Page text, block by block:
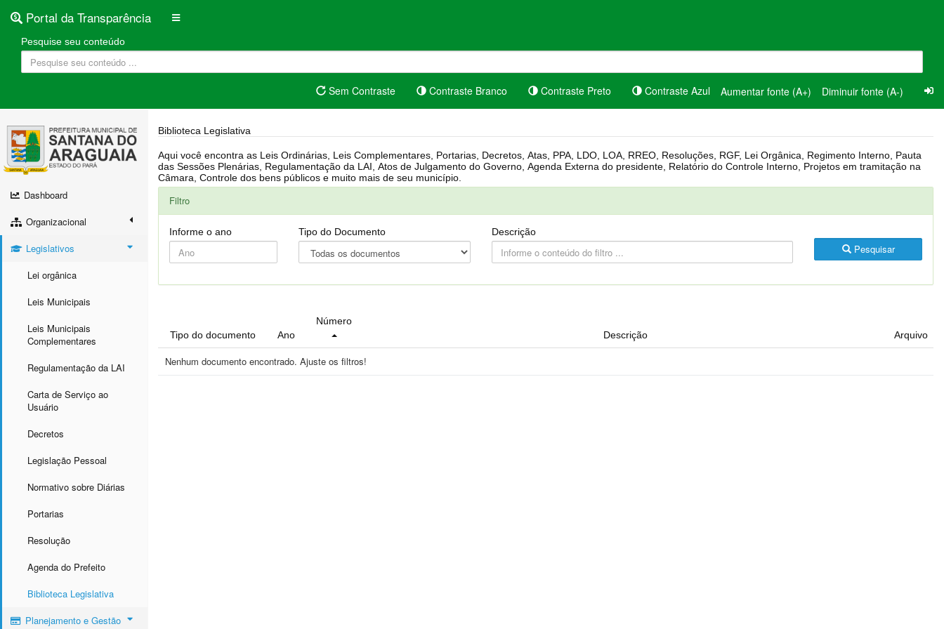
Portal da Transparência
Pesquise seu conteúdo
Sem Contraste Contraste Branco Contraste Preto Contraste Azul Aumentar fonte (A+) Diminuir fonte (A-)
Dashboard
Organizacional
Legislativos
Lei orgânica
Leis Municipais
Leis Municipais
Complementares
Regulamentação da LAI
Carta de Serviço ao
Usuário
Decretos
Legislação Pessoal
Normativo sobre Diárias
Portarias
Resolução
Agenda do Prefeito
Biblioteca Legislativa
Planejamento e Gestão
Biblioteca Legislativa
Aqui você encontra as Leis Ordinárias, Leis Complementares, Portarias, Decretos, Atas, PPA, LDO, LOA, RREO, Resoluções, RGF, Lei Orgânica, Regimento Interno, Pauta
das Sessões Plenárias, Regulamentação da LAI, Atos de Julgamento do Governo, Agenda Externa do presidente, Relatório do Controle Interno, Projetos em tramitação na
Câmara, Controle dos bens públicos e muito mais de seu município.
Filtro
Informe o ano Tipo do Documento Descrição
Pesquisar
Tipo do documento Ano
Número
Descrição
Arquivo
Nenhum documento encontrado. Ajuste os filtros!